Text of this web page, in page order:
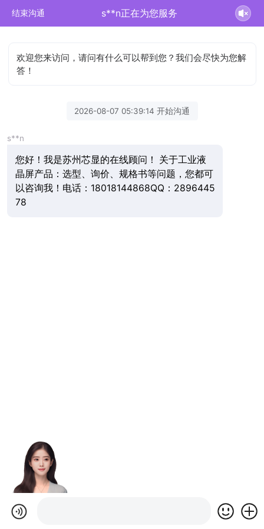
结束沟通 s**n正在为您服务
欢迎您来访问，请问有什么可以帮到您？我们会尽快为您解
答！
2026-08-07 05:39:14 开始沟通
s**n
您好！我是苏州芯显的在线顾问！ 关于工业液
晶屏产品：选型、询价、规格书等问题，您都可
以咨询我！电话：18018144868QQ：2896445
78